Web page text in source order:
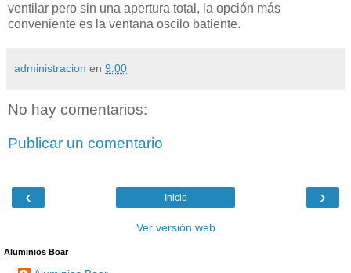
ventilar pero sin una apertura total, la opción más
conveniente es la ventana oscilo batiente.
administracion en 9:00
No hay comentarios:
Publicar un comentario
‹ ›
Inicio
Ver versión web
Aluminios Boar